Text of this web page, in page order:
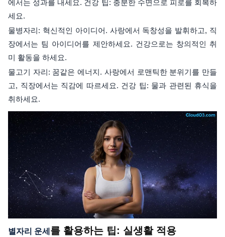
에서는 성과를 내세요. 건강 팁: 충분한 수면으로 피로를 회복하
세요.
물병자리: 혁신적인 아이디어. 사랑에서 독창성을 발휘하고, 직
장에서는 팀 아이디어를 제안하세요. 건강으로는 창의적인 취
미 활동을 하세요.
물고기 자리: 꿈같은 에너지. 사랑에서 로맨틱한 분위기를 만들
고, 직장에서는 직감에 따르세요. 건강 팁: 물과 관련된 휴식을
취하세요.
별자리 운세 를 활용하는 팁: 실생활 적용